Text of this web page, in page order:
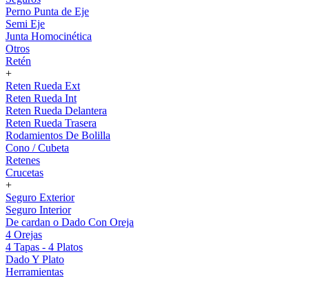
Perno Punta de Eje
Semi Eje
Junta Homocinética
Otros
Retén
+
Reten Rueda Ext
Reten Rueda Int
Reten Rueda Delantera
Reten Rueda Trasera
Rodamientos De Bolilla
Cono / Cubeta
Retenes
Crucetas
+
Seguro Exterior
Seguro Interior
De cardan o Dado Con Oreja
4 Orejas
4 Tapas - 4 Platos
Dado Y Plato
Herramientas